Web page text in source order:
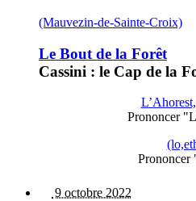
(Mauvezin-de-Sainte-Croix)
Le Bout de la Forêt
Cassini : le Cap de la
Prononcer
Prononcer
9 octobre 2022